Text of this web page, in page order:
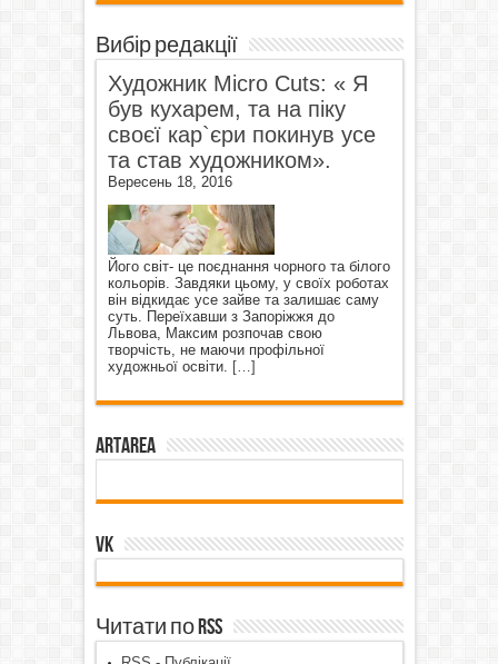
Вибір редакції
Художник Micro Cuts: « Я
був кухарем, та на піку
своєї кар`єри покинув усе
та став художником».
Вересень 18, 2016
Його світ- це поєднання чорного та білого
кольорів. Завдяки цьому, у своїх роботах
він відкидає усе зайве та залишає саму
суть. Переїхавши з Запоріжжя до
Львова, Максим розпочав свою
творчість, не маючи профільної
художньої освіти. […]
ArtArea
VK
Читати по RSS